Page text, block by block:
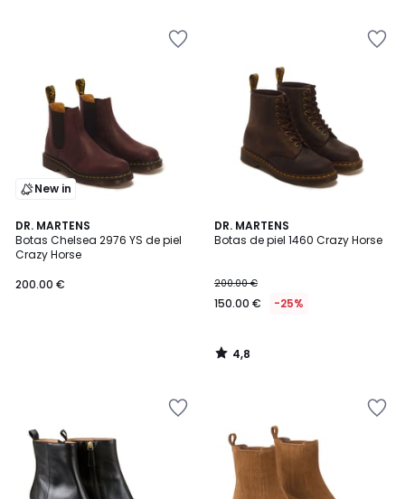
New in
DR. MARTENS
Botas Chelsea 2976 YS de piel
Crazy Horse
200.00 €
DR. MARTENS
Botas de piel 1460 Crazy Horse
200.00 €
150.00 € -25%
4,8
/ 5
4,8
/